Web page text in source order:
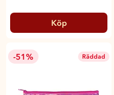
Köp
-51% Räddad